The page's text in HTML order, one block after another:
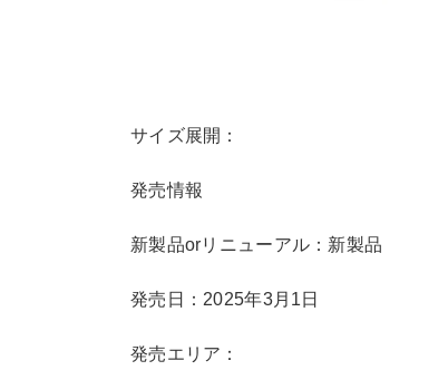
サイズ展開：
発売情報
新製品orリニューアル：新製品
発売日：2025年3月1日
発売エリア：